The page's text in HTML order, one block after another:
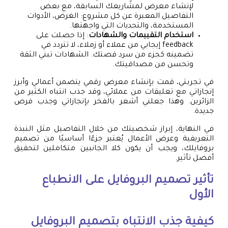
لإنشاء معرض لمشاريعك السابقة، مع بعض
التفاصيل المعبرة عن كل مشروع: الغرض، الأدوات
المستخدمة، والتحديات التي واجهتها.
استخدام التقييمات والشهادات: إذا حصلت على
feedback إيجابي من عملاء أو زملاء، لا تتردد في
تضمينه كجزء من سرد قصتك. الشهادات تبني الثقة
وتحسن من مصداقيتك.
في تجربتي، قمت بإنشاء معرض رقمي يتضمن أعمالي وأبرز
إنجازاتي مع تعليقات من عملائي، وقد جذب انتباه الكثير من
الزائرين. وهذا جعلني أشعر بالفخر بإنجازاتي وجذب فرص
جديدة.
في النهاية، إبراز شخصيتك من خلال التفاصيل مثل النبذة
التعريفية وعرض الأعمال يُعتبر جزءًا أساسيًا من تصميم
بروفايلك، ويجب أن يكون كلا الجانبين متكاملين لتحقيق
أفضل تأثير.
تأثير تصميم البروفايل على الانطباع
الأول
كيفية جذب الانتباه بتصميم البروفايل